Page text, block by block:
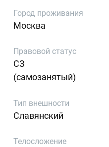
Город проживания
Москва
Правовой статус
СЗ
(самозанятый)
Тип внешности
Славянский
Телосложение